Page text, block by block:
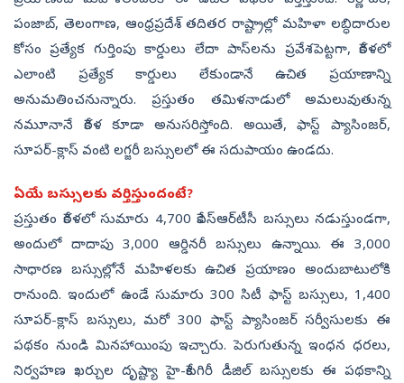
పంజాబ్, తెలంగాణ, ఆంధ్రప్రదేశ్ తదితర రాష్ట్రాల్లో మహిళా లబ్ధిదారుల
కోసం ప్రత్యేక గుర్తింపు కార్డులు లేదా పాస్‌లను ప్రవేశపెట్టగా, కేరళలో
ఎలాంటి ప్రత్యేక కార్డులు లేకుండానే ఉచిత ప్రయాణాన్ని
అనుమతించనున్నారు. ప్రస్తుతం తమిళనాడులో అమలువుతున్న
నమూనానే కేరళ కూడా అనుసరిస్తోంది. అయితే, ఫాస్ట్ ప్యాసింజర్,
సూపర్-క్లాస్ వంటి లగ్జరీ బస్సులలో ఈ సదుపాయం ఉండదు.
ఏయే బస్సులకు వర్తిస్తుందంటే?
ప్రస్తుతం కేరళలో సుమారు 4,700 కేఎస్‌ఆర్‌టీసీ బస్సులు నడుస్తుండగా,
అందులో దాదాపు 3,000 ఆర్డినరీ బస్సులు ఉన్నాయి. ఈ 3,000
సాధారణ బస్సుల్లోనే మహిళలకు ఉచిత ప్రయాణం అందుబాటులోకి
రానుంది. ఇందులో ఉండే సుమారు 300 సిటీ ఫాస్ట్ బస్సులు, 1,400
సూపర్-క్లాస్ బస్సులు, మరో 300 ఫాస్ట్ ప్యాసింజర్ సర్వీసులకు ఈ
పథకం నుండి మినహాయింపు ఇచ్చారు. పెరుగుతున్న ఇంధన ధరలు,
నిర్వహణ ఖర్చుల దృష్ట్యా హై-కేటగిరీ డీజిల్ బస్సులకు ఈ పథకాన్ని